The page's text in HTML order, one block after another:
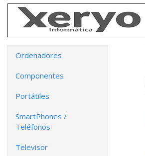
Ordenadores
Componentes
Portátiles
SmartPhones /
Teléfonos
Televisor